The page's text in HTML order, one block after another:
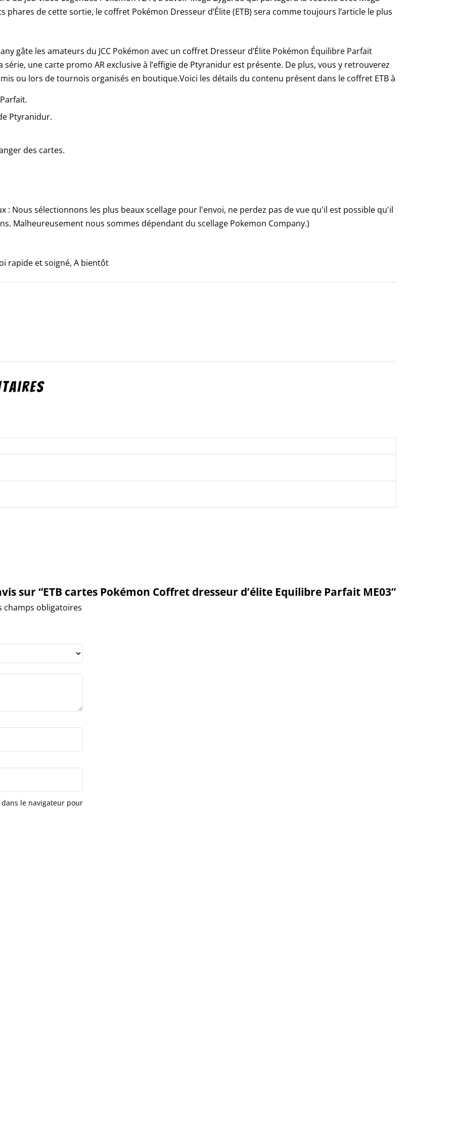
de cette sortie, le coffret Pokémon Dresseur d’Élite (ETB) sera comme toujours l’article le plus
gâte les amateurs du JCC Pokémon avec un coffret Dresseur d’Élite Pokémon Équilibre Parfait
une carte promo AR exclusive à l’effigie de Ptyranidur est présente. De plus, vous y retrouverez
ou lors de tournois organisés en boutique.Voici les détails du contenu présent dans le coffret ETB à
Ptyranidur.
des cartes.
: Nous sélectionnons les plus beaux scellage pour l'envoi, ne perdez pas de vue qu'il est possible qu'il
Malheureusement nous sommes dépendant du scellage Pokemon Company.)
rapide et soigné, A bientôt
sur “ETB cartes Pokémon Coffret dresseur d’élite Equilibre Parfait ME03”
champs obligatoires
le navigateur pour